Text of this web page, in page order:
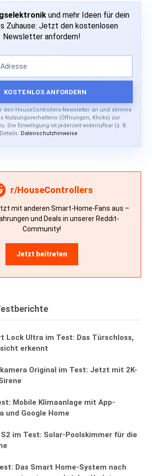
und mehr Ideen für dein
Zuhause: Jetzt den kostenlosen
Newsletter anfordern!
den HouseControllers-Newsletter an und stimme
Nutzungsverhaltens (Öffnungen, Klicks) zur
Die Einwilligung ist jederzeit widerrufbar (z. B.
Datenschutzhinweise
r/HouseControllers
mit anderen Smart-Home-Fans aus –
und Deals in unserer Reddit-
Community!
Jetzt beitreten
Lock Ultra im Test: Das Türschloss,
erkennt
Original im Test: Jetzt mit 2K-
Mobile Klimaanlage mit App-
und Google Home
im Test: Solar-Poolskimmer für die
Das Smart Home-System nach